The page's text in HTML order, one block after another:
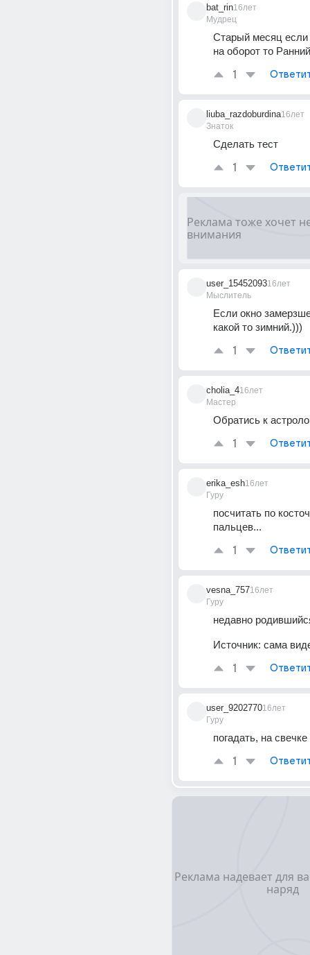
bat_rin
Мудрец
16лет
Старый месяц если
на оборот то Ранний
1
liuba_razdoburdina
Знаток
16лет
Сделать тест
1
user_15452093
Мыслитель
16лет
Если окно
какой то зимний.)))
1
cholia_4
Мастер
16лет
Обратись к
1
erika_esh
Гуру
16лет
посчитать по
пальцев...
1
vesna_757
Гуру
16лет
недавно
Источник: сама
1
user_9202770
Гуру
16лет
погадать, на свечке
1